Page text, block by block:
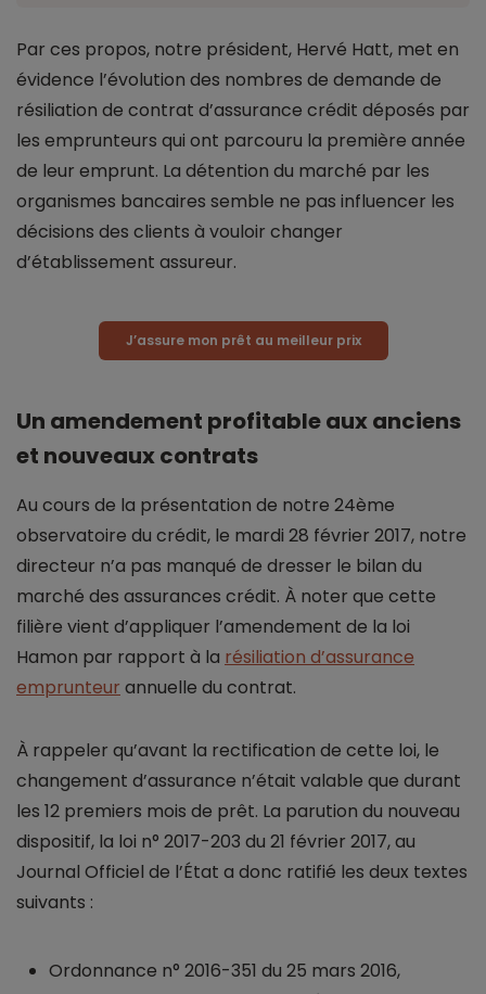
Par ces propos, notre président, Hervé Hatt, met en
évidence l’évolution des nombres de demande de
résiliation de contrat d’assurance crédit déposés par
les emprunteurs qui ont parcouru la première année
de leur emprunt. La détention du marché par les
organismes bancaires semble ne pas influencer les
décisions des clients à vouloir changer
d’établissement assureur.
J’assure mon prêt au meilleur prix
Un amendement profitable aux anciens
et nouveaux contrats
Au cours de la présentation de notre 24ème
observatoire du crédit, le mardi 28 février 2017, notre
directeur n’a pas manqué de dresser le bilan du
marché des assurances crédit. À noter que cette
filière vient d’appliquer l’amendement de la loi
Hamon par rapport à la résiliation d’assurance
emprunteur annuelle du contrat.
À rappeler qu’avant la rectification de cette loi, le
changement d’assurance n’était valable que durant
les 12 premiers mois de prêt. La parution du nouveau
dispositif, la loi n° 2017-203 du 21 février 2017, au
Journal Officiel de l’État a donc ratifié les deux textes
suivants :
Ordonnance n° 2016-351 du 25 mars 2016,